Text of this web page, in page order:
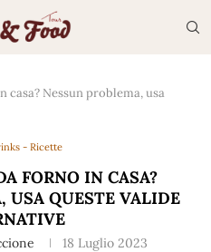
casa? Nessun problema, usa
- Ricette
FORNO IN CASA?
USA QUESTE VALIDE
18 Luglio 2023